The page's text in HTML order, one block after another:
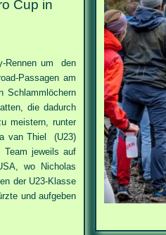
Cup in
Rennen um den
Passagen am
Schlammlöchern
die dadurch
meistern, runter
van Thiel (U23)
Team jeweils auf
wo Nicholas
der U23-Klasse
und aufgeben